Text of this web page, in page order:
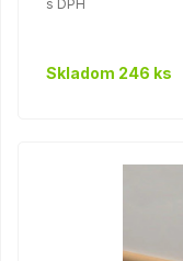
s DPH
Skladom 246 ks